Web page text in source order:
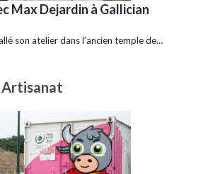
Max Dejardin à Gallician
son atelier dans l’ancien temple de…
Artisanat